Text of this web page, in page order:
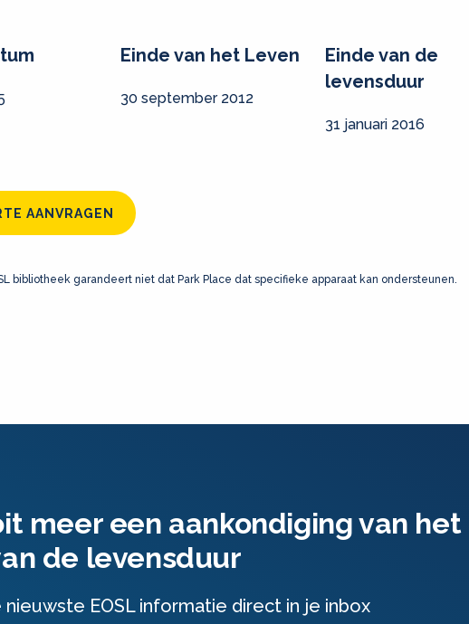
Einde van het Leven
30 september 2012
Einde van de
levensduur
31 januari 2016
AANVRAGEN
bibliotheek garandeert niet dat Park Place dat specifieke apparaat kan ondersteunen.
meer een aankondiging van het
de levensduur
nieuwste EOSL informatie direct in je inbox